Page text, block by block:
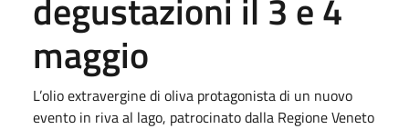
maggio
L’olio extravergine di oliva protagonista di un nuovo
evento in riva al lago, patrocinato dalla Regione Veneto